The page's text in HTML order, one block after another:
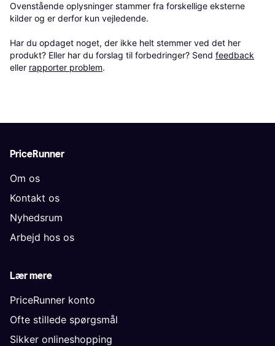
Ovenstående oplysninger stammer fra forskellige eksterne
kilder og er derfor kun vejledende.
Har du opdaget noget, der ikke helt stemmer ved det her
produkt? Eller har du forslag til forbedringer? Send feedback
eller rapporter problem.
PriceRunner
Om os
Kontakt os
Nyhedsrum
Arbejd hos os
Lær mere
PriceRunner konto
Ofte stillede spørgsmål
Sikker onlineshopping